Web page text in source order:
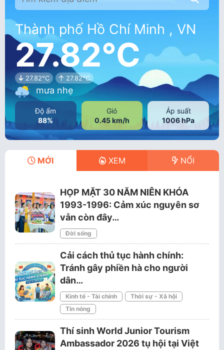
Thành phố Hồ Chí Minh , VN
27.82°C
27.82°C 27.82°C
mưa nhẹ
Độ ẩm
88%
Gió
0.45 km/h
Áp suất
1006 hPa
MỚI XEM NỔI
HỌP MẶT 30 NĂM NIÊN KHÓA
1993-1996: Cảm xúc nguyên sơ
vẫn còn đây…
Đời sống
Cải cách thủ tục hành chính:
Tránh gây phiền hà cho người
dân…
Kinh tế - Tài chính
Thời sự - Xã hội
Tin nóng
Thí sinh World Junior Tourism
Ambassador 2026 tụ hội tại Việt